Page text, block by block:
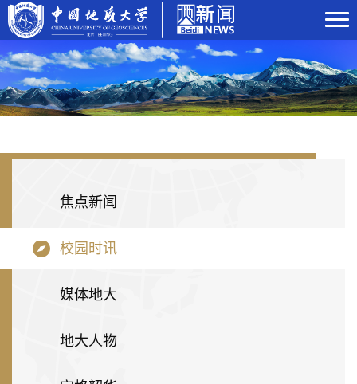
焦点新闻
校园时讯
媒体地大
地大人物